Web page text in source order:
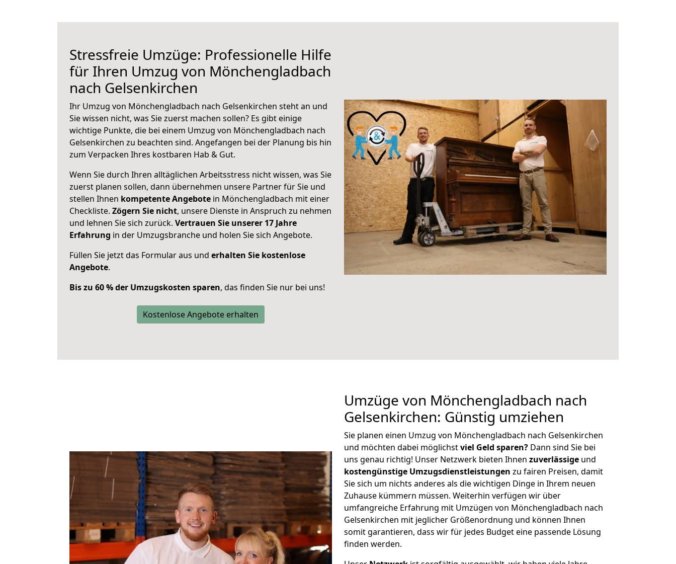
Stressfreie Umzüge: Professionelle Hilfe
für Ihren Umzug von Mönchengladbach
nach Gelsenkirchen
Ihr Umzug von Mönchengladbach nach Gelsenkirchen steht an und
Sie wissen nicht, was Sie zuerst machen sollen? Es gibt einige
wichtige Punkte, die bei einem Umzug von Mönchengladbach nach
Gelsenkirchen zu beachten sind. Angefangen bei der Planung bis hin
zum Verpacken Ihres kostbaren Hab & Gut.
Wenn Sie durch Ihren alltäglichen Arbeitsstress nicht wissen, was Sie
zuerst planen sollen, dann übernehmen unsere Partner für Sie und
stellen Ihnen kompetente Angebote in Mönchengladbach mit einer
Checkliste. Zögern Sie nicht, unsere Dienste in Anspruch zu nehmen
und lehnen Sie sich zurück. Vertrauen Sie unserer 17 Jahre
Erfahrung in der Umzugsbranche und holen Sie sich Angebote.
Füllen Sie jetzt das Formular aus und erhalten Sie kostenlose
Angebote.
Bis zu 60 % der Umzugskosten sparen, das finden Sie nur bei uns!
Kostenlose Angebote erhalten
Umzüge von Mönchengladbach nach
Gelsenkirchen: Günstig umziehen
Sie planen einen Umzug von Mönchengladbach nach Gelsenkirchen
und möchten dabei möglichstviel Geld sparen? Dann sind Sie bei
uns genau richtig! Unser Netzwerk bieten Ihnen zuverlässige und
kostengünstige Umzugsdienstleistungen zu fairen Preisen, damit
Sie sich um nichts anderes als die wichtigen Dinge in Ihrem neuen
Zuhause kümmern müssen. Weiterhin verfügen wir über
umfangreiche Erfahrung mit Umzügen von Mönchengladbach nach
Gelsenkirchen mit jeglicher Größenordnung und können Ihnen
somit garantieren, dass wir für jedes Budget eine passende Lösung
finden werden.